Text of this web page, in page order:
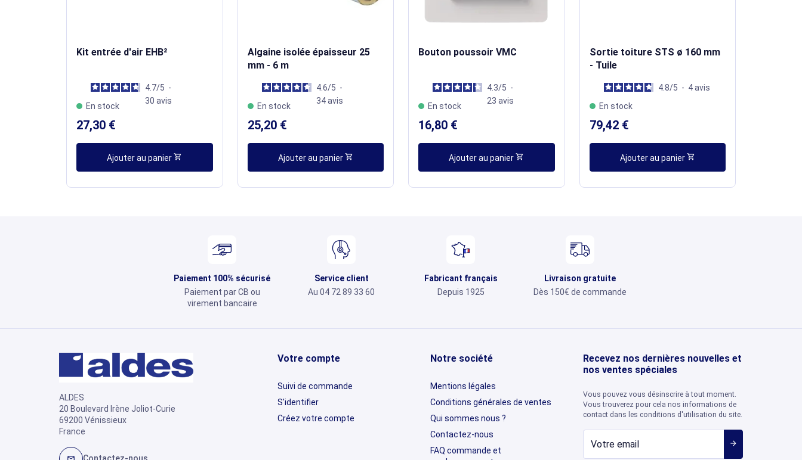
Kit entrée d'air EHB²
4.7/5 -
30avis
En stock
27,30 €
Ajouter au panier shopping_cart
Algaine isolée épaisseur 25
mm - 6 m
4.6/5 -
34avis
En stock
25,20 €
Ajouter au panier shopping_cart
Bouton poussoir VMC
4.3/5 -
23avis
En stock
16,80 €
Ajouter au panier shopping_cart
Sortie toiture STS ø 160 mm
- Tuile
4.8/5 - 4avis
En stock
79,42 €
Ajouter au panier shopping_cart
Paiement 100% sécurisé
Paiement par CB ou
virement bancaire
Service client
Au 04 72 89 33 60
Fabricant français
Depuis 1925
Livraison gratuite
Dès 150€ de commande
ALDES
20 Boulevard Irène Joliot-Curie
69200 Vénissieux
France
Votre compte
Suivi de commande
S'identifier
Créez votre compte
Notre société
Mentions légales
Conditions générales de ventes
Qui sommes nous ?
Contactez-nous
FAQ commande et
Recevez nos dernières nouvelles et
nos ventes spéciales
Vous pouvez vous désinscrire à tout moment.
Vous trouverez pour cela nos informations de
contact dans les conditions d'utilisation du site.
arrow_forward